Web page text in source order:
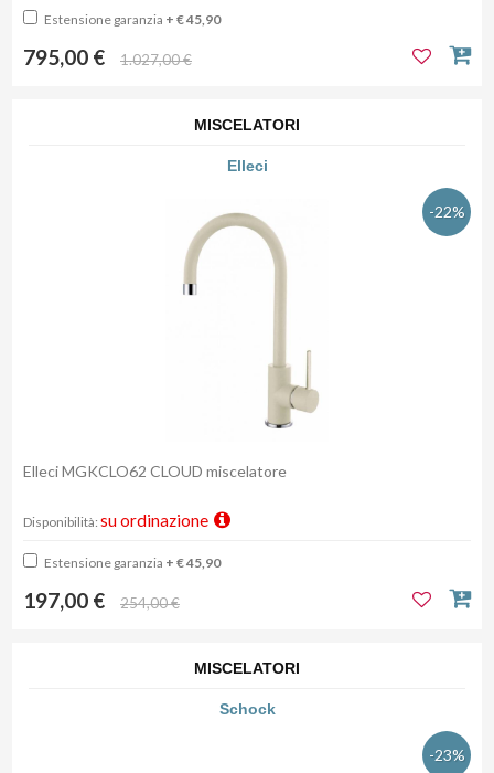
Estensione garanzia + € 45,90
795,00 € 1.027,00 €
MISCELATORI
Elleci
-22%
Elleci MGKCLO62 CLOUD miscelatore
Disponibilità: su ordinazione
Estensione garanzia + € 45,90
197,00 € 254,00 €
MISCELATORI
Schock
-23%